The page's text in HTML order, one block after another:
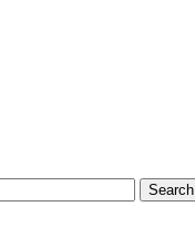
Search